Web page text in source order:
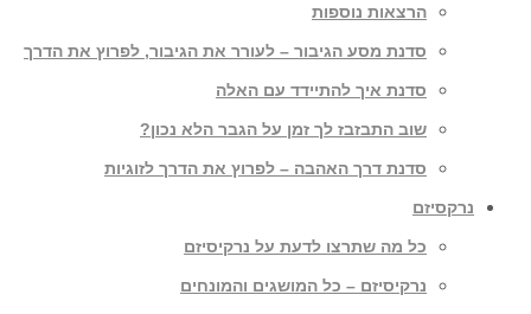
הרצאות נוספות
סדנת מסע הגיבור – לעורר את הגיבור, לפרוץ את הדרך
סדנת איך להתיידד עם האלה
שוב התבזבז לך זמן על הגבר הלא נכון?
סדנת דרך האהבה – לפרוץ את הדרך לזוגיות
נרקסיזם
כל מה שתרצו לדעת על נרקיסיזם
נרקיסיזם – כל המושגים והמונחים